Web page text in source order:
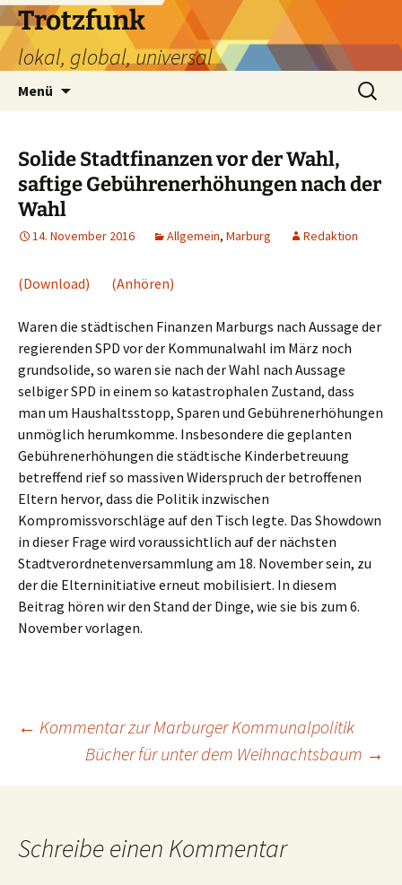
Zum
Inhalt
springen
Trotzfunk
lokal, global, universal
Menü
Suchen
nach:
Solide Stadtfinanzen vor der Wahl,
saftige Gebührenerhöhungen nach der
Wahl
14. November 2016 Allgemein, Marburg Redaktion
(Download) (Anhören)
Waren die städtischen Finanzen Marburgs nach Aussage der
regierenden SPD vor der Kommunalwahl im März noch
grundsolide, so waren sie nach der Wahl nach Aussage
selbiger SPD in einem so katastrophalen Zustand, dass
man um Haushaltsstopp, Sparen und Gebührenerhöhungen
unmöglich herumkomme. Insbesondere die geplanten
Gebührenerhöhungen die städtische Kinderbetreuung
betreffend rief so massiven Widerspruch der betroffenen
Eltern hervor, dass die Politik inzwischen
Kompromissvorschläge auf den Tisch legte. Das Showdown
in dieser Frage wird voraussichtlich auf der nächsten
Stadtverordnetenversammlung am 18. November sein, zu
der die Elterninitiative erneut mobilisiert. In diesem
Beitrag hören wir den Stand der Dinge, wie sie bis zum 6.
November vorlagen.
Beitragsnavigation
← Kommentar zur Marburger Kommunalpolitik
Bücher für unter dem Weihnachtsbaum →
Schreibe einen Kommentar